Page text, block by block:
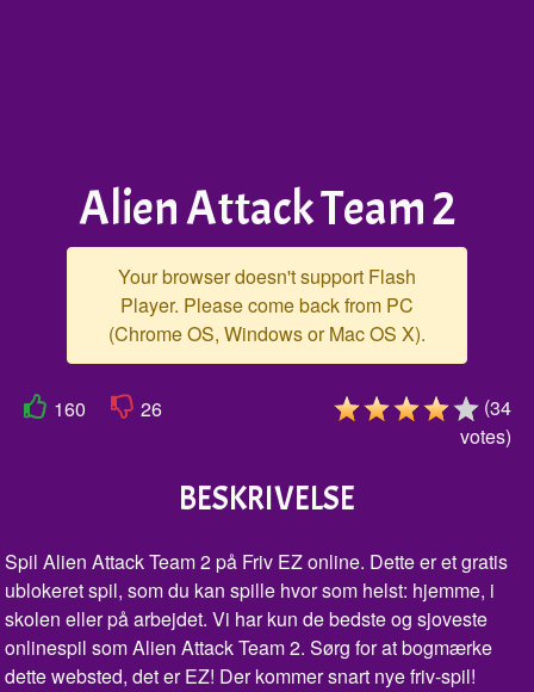
Alien Attack Team 2
Your browser doesn't support Flash
Player. Please come back from PC
(Chrome OS, Windows or Mac OS X).
160 26 (34
votes)
BESKRIVELSE
Spil Alien Attack Team 2 på Friv EZ online. Dette er et gratis
ublokeret spil, som du kan spille hvor som helst: hjemme, i
skolen eller på arbejdet. Vi har kun de bedste og sjoveste
onlinespil som Alien Attack Team 2. Sørg for at bogmærke
dette websted, det er EZ! Der kommer snart nye friv-spil!